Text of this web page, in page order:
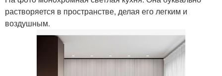
растворяется в пространстве, делая его легким и
воздушным.